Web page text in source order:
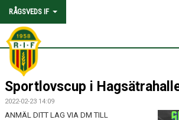
RÅGSVEDS IF
HEM
KONTAKT
OM FÖRENINGEN
Sportlovscup i
2022-02-23 14:09
ANMÄL DITT LAG VIA DM TILL